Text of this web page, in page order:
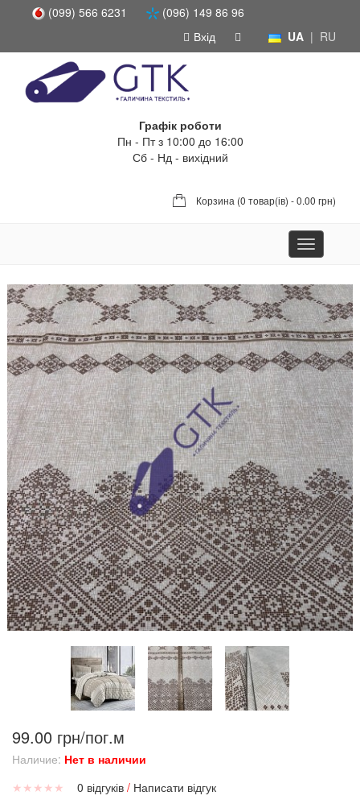
(099) 566 6231
(096) 149 86 96
UA | RU
Вхід
Графік роботи
Пн - Пт з 10:00 до 16:00
Сб - Нд - вихідний
Корзина (0 товар(ів) - 0.00 грн)
Toggle
navigation
99.00 грн/пог.м
Наличие: Нет в наличии
★ ★ ★ ★ ★ 0 відгуків / Написати відгук